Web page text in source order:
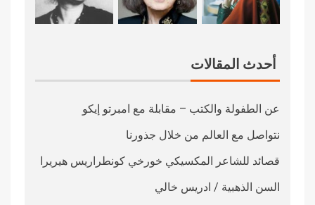
أحدث المقالات
عن الطفولة والكتب – مقابلة مع امبرتو إيكو
نتواصل مع العالم من خلال جذورنا
قصائد للشاعر المكسيكي خورخي كونطراريس هيريرا
السن الذهبية / ادريس خالي